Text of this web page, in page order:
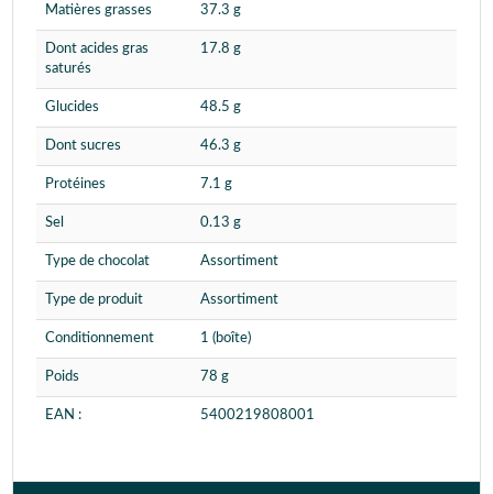
Matières grasses 37.3 g
Dont acides gras
saturés
17.8 g
Glucides 48.5 g
Dont sucres 46.3 g
Protéines 7.1 g
Sel 0.13 g
Type de chocolat Assortiment
Type de produit Assortiment
Conditionnement 1 (boîte)
Poids 78 g
EAN : 5400219808001